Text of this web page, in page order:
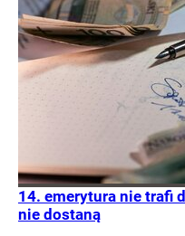
14. emerytura nie trafi
nie dostaną